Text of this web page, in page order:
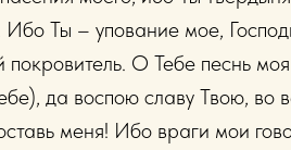
Ибо Ты – упование мое,
О Тебе песнь
да воспою славу Твою, во
меня! Ибо враги мои